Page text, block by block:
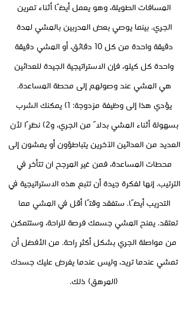
المسافات الطويلة، وهو يعمل أيضًا أثناء تمرين
الجري. بينما يوصي بعض المدربين بالمشي لمدة
دقيقة واحدة من كل 10 دقائق، أو المشي دقيقة
واحدة كل كيلو، فإن الاستراتيجية الجيدة للعدائين
هي المشي عند وصولهم إلى محطة المساعدة.
يؤدي هذا إلى وظيفة مزدوجة: 1) يمكنك الشرب
بسهولة أثناء المشي بدلاً من الجري، و2) نظرًا لأن
العديد من العدائين الآخرين يتباطؤون أو يمشون إلى
محطات المساعدة، فمن غير المرجح ان تتأخر في
الترتيب. إنها لفكرة جيدة أن تتبع هذه الاستراتيجية في
التدريب أيضًا. ستفقد وقتًا أقل في المشي مما
تعتقد. يمنح المشي جسمك فرصة للراحة، وستتمكن
من مواصلة الجري بشكل أكثر راحة. من الأفضل أن
تمشي عندما تريد، وليس عندما يفرض عليك جسدك
(المرهق) ذلك.